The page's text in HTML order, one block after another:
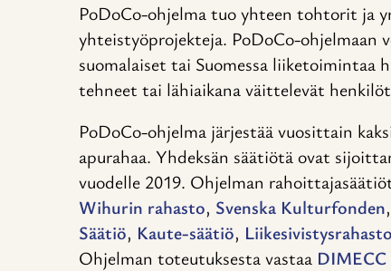
PoDoCo-ohjelma tuo yhteen tohtorit ja
yhteistyöprojekteja. PoDoCo-
suomalaiset tai Suomessa
tehneet tai lähiaikana väittelevät
PoDoCo-ohjelma järjestää vuosittain
apurahaa. Yhdeksän säätiötä ovat
vuodelle 2019. Ohjelman
Wihurin rahasto, Svenska Kulturfonden,
Säätiö, Kaute-säätiö, Liikesivistysrahasto
Ohjelman toteutuksesta vastaa